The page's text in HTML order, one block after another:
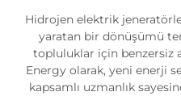
Hidrojen elektrik
yaratan bir dönüşümü
topluluklar için benzersiz
Energy olarak, yeni enerji
kapsamlı uzmanlık